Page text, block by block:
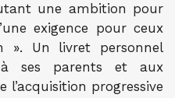
une ambition pour
exigence pour ceux
». Un livret personnel
à ses parents et aux
l’acquisition progressive